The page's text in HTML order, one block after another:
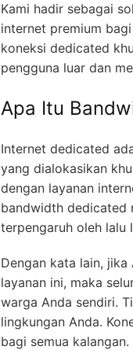
Kami hadir sebagai
internet premium
koneksi dedicated
pengguna luar dan
Apa Itu
Internet dedicated
yang dialokasikan
dengan layanan
bandwidth dedicated
terpengaruh oleh lalu
Dengan kata lain, jika
layanan ini, maka
warga Anda sendiri.
lingkungan Anda.
bagi semua kalangan.